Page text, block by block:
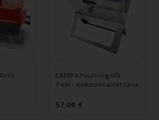
CAMP4 Puuhiiligrilli
Tom - Kokoontaitettava
57,00 €